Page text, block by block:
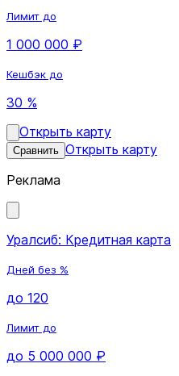
Лимит до
1 000 000 ₽
Кешбэк до
30 %
Открыть карту
Сравнить Открыть карту
Реклама
Уралсиб: Кредитная карта
Дней без %
до 120
Лимит до
до 5 000 000 ₽